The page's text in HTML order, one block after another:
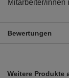
Mitarbeiter/innen
Bewertungen
Weitere Produkte